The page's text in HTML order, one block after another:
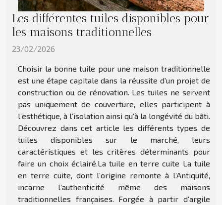
Les différentes tuiles disponibles pour
les maisons traditionnelles
23/02/2026
Choisir la bonne tuile pour une maison traditionnelle
est une étape capitale dans la réussite d’un projet de
construction ou de rénovation. Les tuiles ne servent
pas uniquement de couverture, elles participent à
l’esthétique, à l’isolation ainsi qu’à la longévité du bâti.
Découvrez dans cet article les différents types de
tuiles disponibles sur le marché, leurs
caractéristiques et les critères déterminants pour
faire un choix éclairé.La tuile en terre cuite La tuile
en terre cuite, dont l’origine remonte à l’Antiquité,
incarne l’authenticité même des maisons
traditionnelles françaises. Forgée à partir d’argile